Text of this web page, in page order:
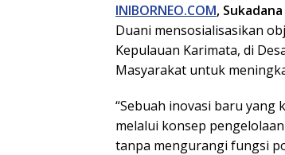
INIBORNEO.COM, Sukadana
Duani mensosialisasikan
Kepulauan Karimata, di
Masyarakat untuk
“Sebuah inovasi baru yang
melalui konsep
tanpa mengurangi fungsi